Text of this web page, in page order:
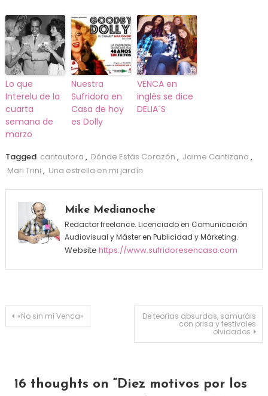
Lo que
Interelu de la
cuarta
semana de
marzo
Nuestra
Sufridora en
Casa de hoy
es Dolly
VENCA en
inglés se dice
DELIA´S
Tagged cantautora , Dónde Estás Corazón , Jaime Cantizano ,
Mari Trini , Una estrella en mi jardín
Mike Medianoche
Redactor freelance. Licenciado en Comunicación
Audiovisual y Máster en Publicidad y Márketing.
Website https://www.sufridoresencasa.com
Navegación de entradas
«No sin mi Venca» De teorías absurdas, samuráis
con prisa y festivales
olvidados
16 thoughts on “Diez motivos por los